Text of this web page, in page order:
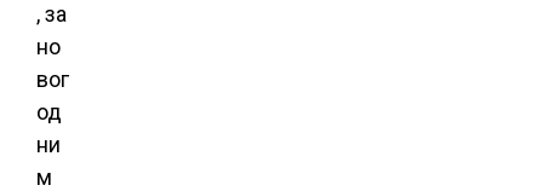
, за
но
вог
од
ни
м